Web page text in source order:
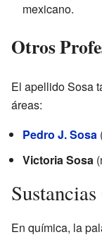
mexicano.
Otros
El apellido Sosa
áreas:
Pedro J. Sosa
Victoria Sosa
En química, la